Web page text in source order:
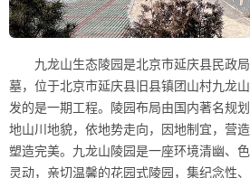
九龙山生态陵园是北京市延庆县民政
墓，位于北京市延庆县旧县镇团山村九龙
发的是一期工程。陵园布局由国内著名规
地山川地貌，依地势走向，因地制宜，营
塑造完美。九龙山陵园是一座环境清幽、
灵动，亲切温馨的花园式陵园，集纪念性